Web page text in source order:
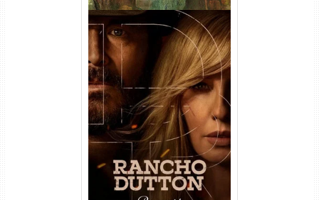
Rancho Dutton 1ª
Temporada Torrent (2026)
WEB-DL 1080p Dual Áudio